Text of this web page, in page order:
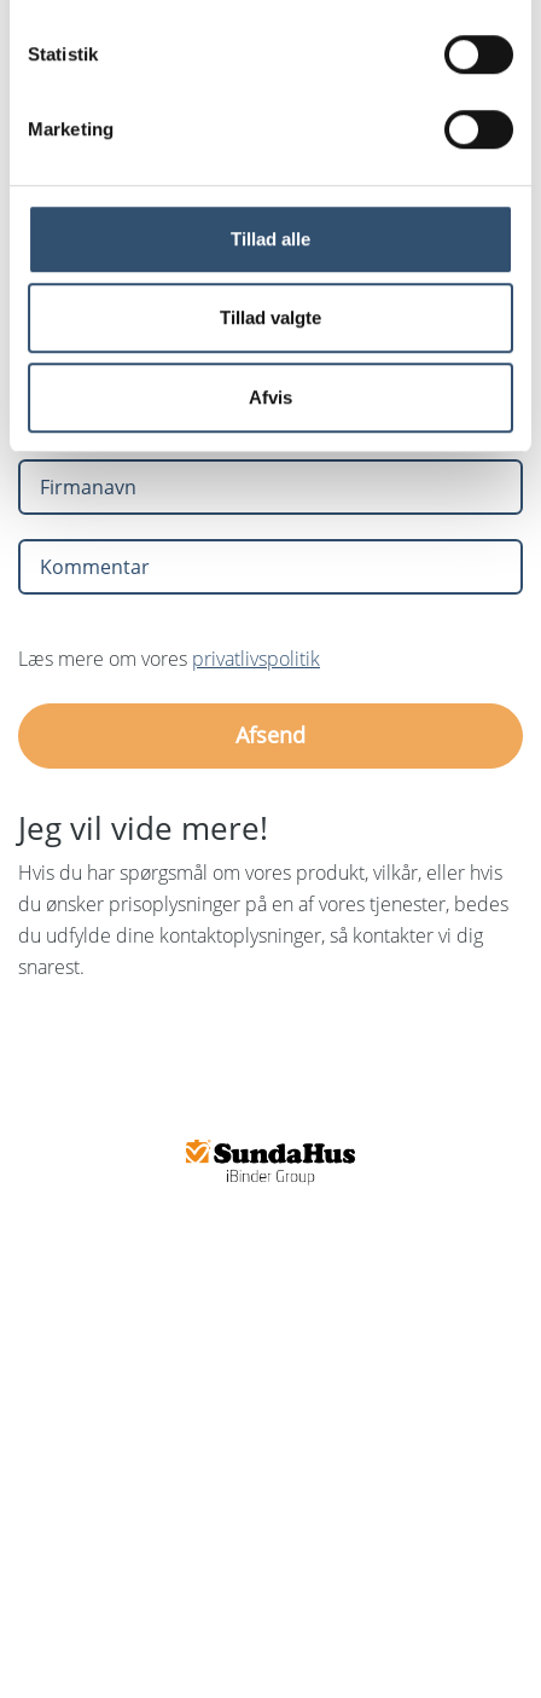
Statistik
Marketing
Tillad alle
Tillad valgte
Afvis
Jeg vil vide mere!
Hvis du har spørgsmål om vores produkt, vilkår, eller hvis
du ønsker prisoplysninger på en af vores tjenester, bedes
du udfylde dine kontaktoplysninger, så kontakter vi dig
snarest.
Læs mere om vores privatlivspolitik